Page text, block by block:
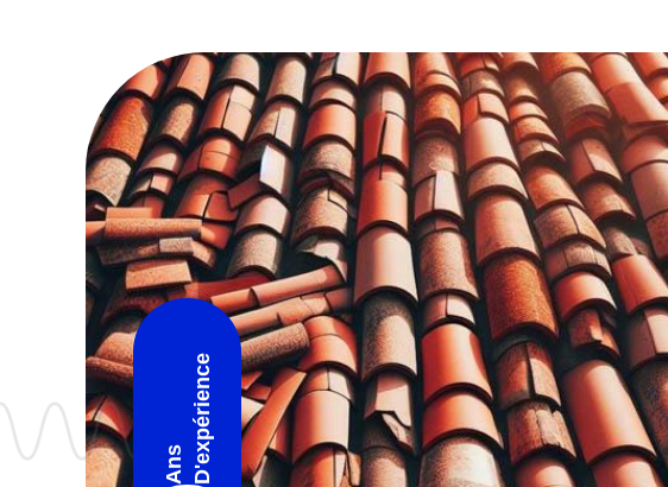
Ans D'expérience